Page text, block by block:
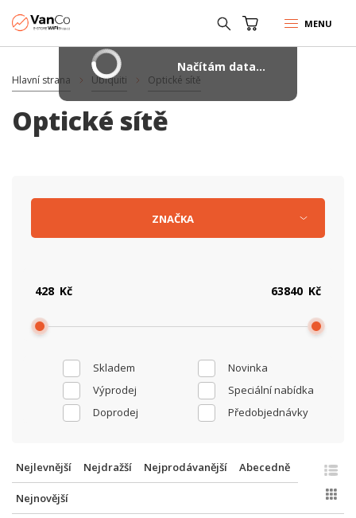
MENU
Hlavní strana Ubiquiti Optické sítě
Optické sítě
Skladem
Novinka
Výprodej
Speciální nabídka
Doprodej
Předobjednávky
Kč Kč
ZNAČKA
Nejlevnější Nejdražší Nejprodávanější Abecedně
Nejnovější
Načítám data...